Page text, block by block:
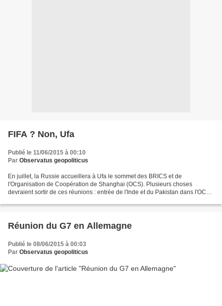
FIFA ? Non, Ufa
Publié le 11/06/2015 à 00:10
Par Observatus geopoliticus
En juillet, la Russie accueillera à Ufa le sommet des BRICS et de
l'Organisation de Coopération de Shanghai (OCS). Plusieurs choses
devraient sortir de ces réunions : entrée de l'Inde et du Pakistan dans l'OCS,
Réunion du G7 en Allemagne
Publié le 08/06/2015 à 00:03
Par Observatus geopoliticus